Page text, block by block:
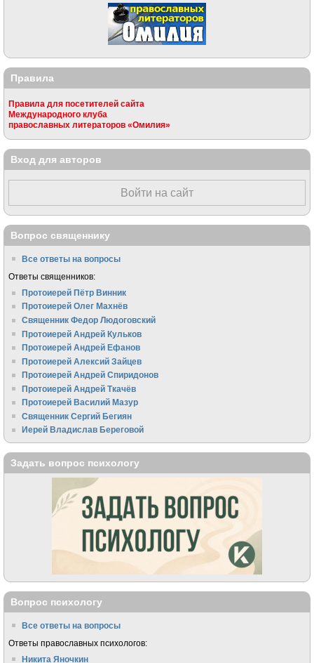
Правила
Правила для посетителей сайта
Международного клуба
православных литераторов «Омилия»
Вход для авторов
Войти на сайт
Вопрос священнику
Все ответы на вопросы
Ответы священников:
Протоиерей Пётр Винник
Протоиерей Олег Махнёв
Священник Федор Людоговский
Протоиерей Андрей Кульков
Протоиерей Андрей Ефанов
Протоиерей Алексий Зайцев
Протоиерей Андрей Спиридонов
Протоиерей Андрей Ткачёв
Протоиерей Василий Мазур
Священник Сергий Бегиян
Иерей Владислав Береговой
Задать вопрос психологу
Вопрос психологу
Все ответы на вопросы
Ответы православных психологов:
Никита Яночкин